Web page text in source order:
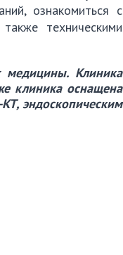
ознакомиться с
техническими
медицины. Клиника
клиника оснащена
эндоскопическим